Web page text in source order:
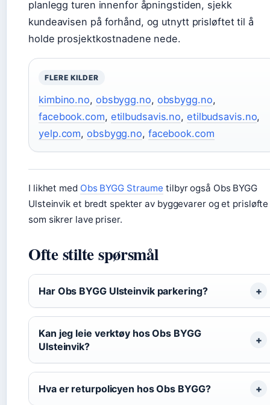
planlegg turen innenfor åpningstiden, sjekk
kundeavisen på forhånd, og utnytt prisløftet til å
holde prosjektkostnadene nede.
FLERE KILDER
kimbino.no, obsbygg.no, obsbygg.no,
facebook.com, etilbudsavis.no, etilbudsavis.no,
yelp.com,obsbygg.no, facebook.com
I likhet med Obs BYGG Straume tilbyr også Obs BYGG
Ulsteinvik et bredt spekter av byggevarer og et prisløfte
som sikrer lave priser.
Ofte stilte spørsmål
Har Obs BYGG Ulsteinvik parkering?
Kan jeg leie verktøy hos Obs BYGG
Ulsteinvik?
Hva er returpolicyen hos Obs BYGG?